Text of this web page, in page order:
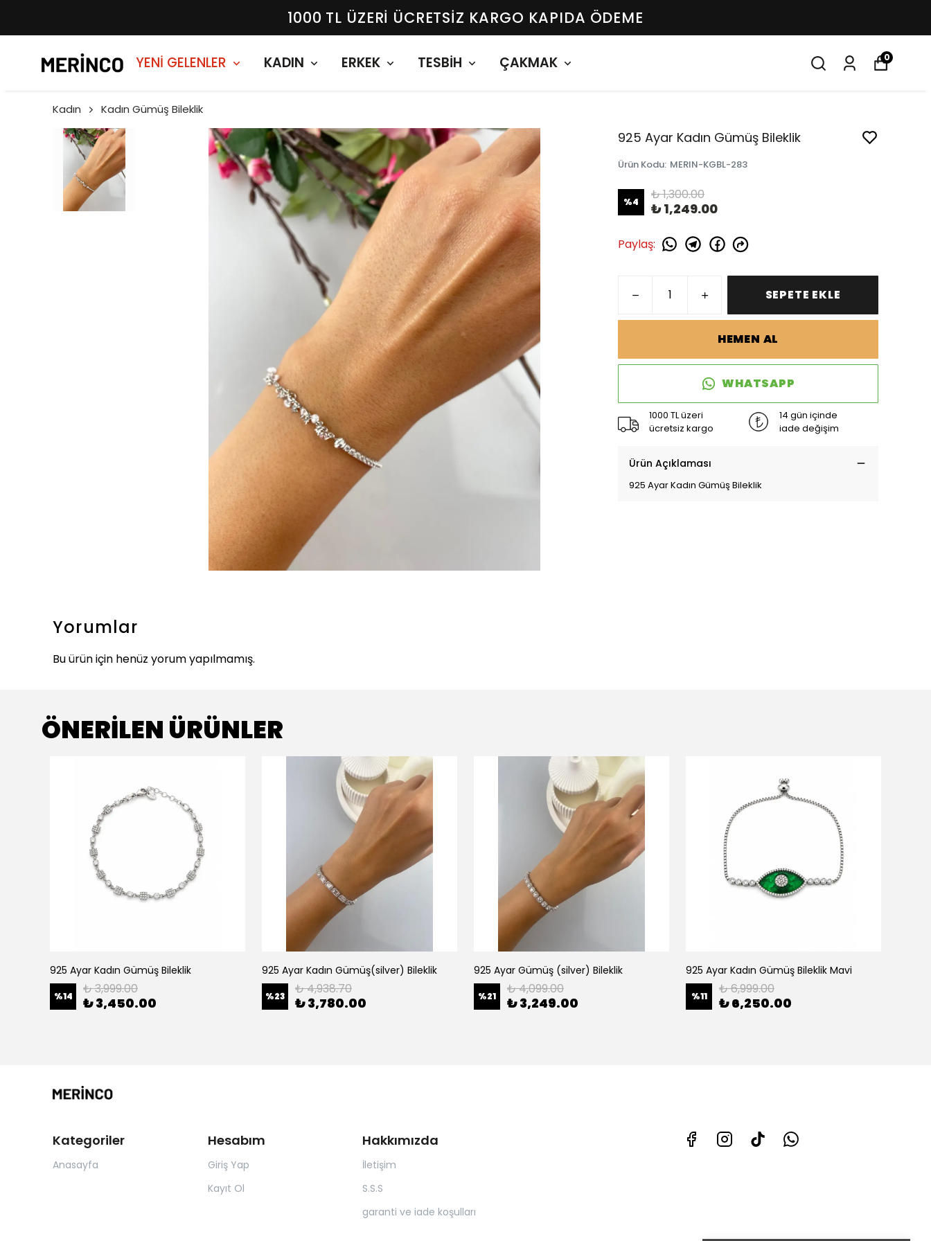
1000 TL ÜZERI ÜCRETSIZ KARGO KAPIDA ÖDEME
YENİ GELENLER KADIN ERKEK TESBİH ÇAKMAK 0
Kadın Kadın Gümüş Bileklik
925 Ayar Kadın Gümüş Bileklik
Ürün Kodu: MERIN-KGBL-283
%4 ₺ 1,300.00
₺ 1,249.00
Paylaş:
SEPETE EKLE
HEMEN AL
WHATSAPP
1000 TL üzeri
ücretsiz kargo
14 gün içinde
iade değişim
Ürün Açıklaması
925 Ayar Kadın Gümüş Bileklik
Yorumlar
Bu ürün için henüz yorum yapılmamış.
ÖNERİLEN ÜRÜNLER
925 Ayar Kadın Gümüş Bileklik
%14 ₺ 3,999.00
₺ 3,450.00
925 Ayar Kadın Gümüş(silver) Bileklik
%23 ₺ 4,938.70
₺ 3,780.00
925 Ayar Gümüş (silver) Bileklik
%21 ₺ 4,099.00
₺ 3,249.00
925 Ayar Kadın Gümüş Bileklik Mavi
%11 ₺ 6,999.00
₺ 6,250.00
Kategoriler
Anasayfa
Hesabım
Giriş Yap
Kayıt Ol
Hakkımızda
İletişim
S.S.S
garanti ve iade koşulları